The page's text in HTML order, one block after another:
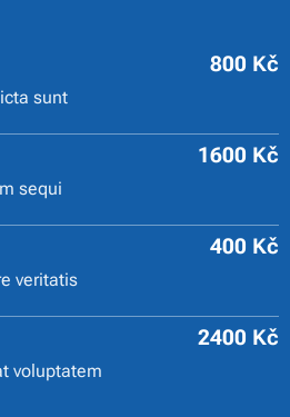
sunt
800 Kč
sequi
1600 Kč
veritatis
400 Kč
voluptatem
2400 Kč